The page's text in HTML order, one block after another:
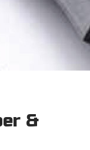
&